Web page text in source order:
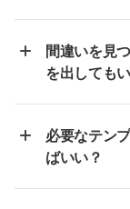
間違いを見
を出しても
必要なテン
ばいい？